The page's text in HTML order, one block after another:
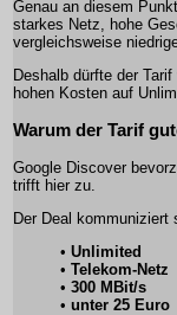
Genau an diesem
starkes Netz, hohe
vergleichsweise
Deshalb dürfte der
hohen Kosten auf
Warum der Tarif
Google Discover
trifft hier zu.
Der Deal kommuniziert
• Unlimited
• Telekom-Netz
• 300 MBit/s
• unter 25 Euro